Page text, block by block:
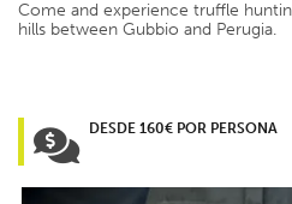
Come and experience truffle
hills between Gubbio and Perugia.
DESDE 160€ POR PERSONA